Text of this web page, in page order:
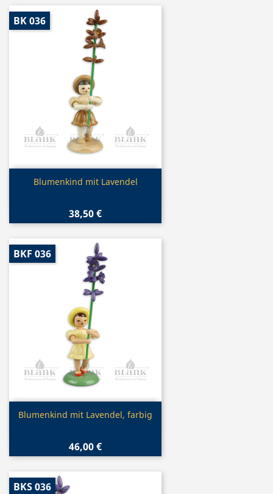
Vorschau
Blumenkind mit Lavendel
38,50 €
BK 036
 Vorschau
Blumenkind mit Lavendel, farbig
46,00 €
BKF 036
BKS 036